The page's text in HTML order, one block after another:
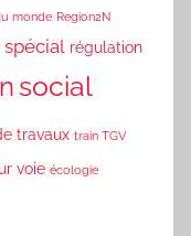
monde Region2N
régulation
social
travaux train TGV
voie écologie